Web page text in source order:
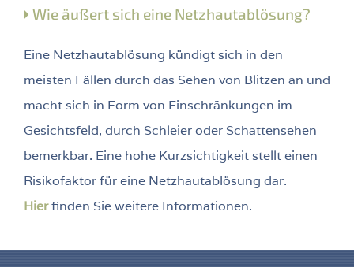
Wie äußert sich eine Netzhautablösung?
Eine Netzhautablösung kündigt sich in den
meisten Fällen durch das Sehen von Blitzen an und
macht sich in Form von Einschränkungen im
Gesichtsfeld, durch Schleier oder Schattensehen
bemerkbar. Eine hohe Kurzsichtigkeit stellt einen
Risikofaktor für eine Netzhautablösung dar.
Hierfinden Sie weitere Informationen.